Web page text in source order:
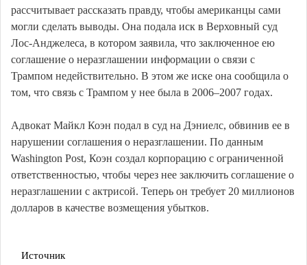
рассчитывает рассказать правду, чтобы американцы сами
могли сделать выводы. Она подала иск в Верховный суд
Лос-Анджелеса, в котором заявила, что заключенное ею
соглашение о неразглашении информации о связи с
Трампом недействительно. В этом же иске она сообщила о
том, что связь с Трампом у нее была в 2006–2007 годах.
Адвокат Майкл Коэн подал в суд на Дэниелс, обвинив ее в
нарушении соглашения о неразглашении. По данным
Washington Post, Коэн создал корпорацию с ограниченной
ответственностью, чтобы через нее заключить соглашение о
неразглашении с актрисой. Теперь он требует 20 миллионов
долларов в качестве возмещения убытков.
Источник